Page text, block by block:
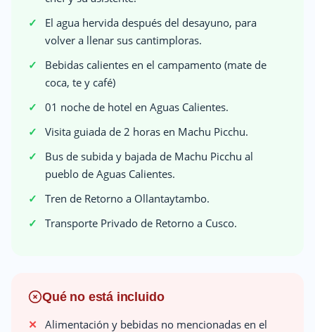
El agua hervida después del desayuno, para
volver a llenar sus cantimploras.
Bebidas calientes en el campamento (mate de
coca, te y café)
01 noche de hotel en Aguas Calientes.
Visita guiada de 2 horas en Machu Picchu.
Bus de subida y bajada de Machu Picchu al
pueblo de Aguas Calientes.
Tren de Retorno a Ollantaytambo.
Transporte Privado de Retorno a Cusco.
Qué no está incluido
Alimentación y bebidas no mencionadas en el